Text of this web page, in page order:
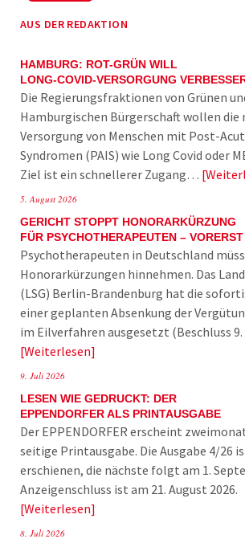
AUS DER REDAKTION
HAMBURG: ROT-GRÜN WILL
LONG-COVID-VERSORGUNG
Die Regierungsfraktionen von Grünen
Hamburgischen Bürgerschaft wollen die
Versorgung von Menschen mit Post-
Syndromen (PAIS) wie Long Covid oder
Ziel ist ein schnellerer Zugang…
5. August 2026
GERICHT STOPPT HONORARKÜRZUNG
FÜR PSYCHOTHERAPEUTEN – VORERST
Psychotherapeuten in Deutschland
Honorarkürzungen hinnehmen. Das
(LSG) Berlin-Brandenburg hat die
einer geplanten Absenkung der
im Eilverfahren ausgesetzt (Beschluss
Weiterlesen
9. Juli 2026
LESEN WIE GEDRUCKT: DER
EPPENDORFER ALS PRINTAUSGABE
Der EPPENDORFER erscheint
seitige Printausgabe. Die Ausgabe 4/26
erschienen, die nächste folgt am 1.
Anzeigenschluss ist am 21. August
Weiterlesen
8. Juli 2026